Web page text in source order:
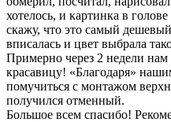
хотелось, и картинка в
скажу, что это самый
вписалась и цвет выбрала
Примерно через 2 недели
красавицу! «Благодаря»
помучиться с монтажом
получился отменный.
Большое всем спасибо!